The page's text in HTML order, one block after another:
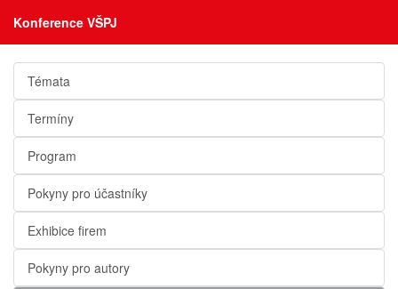
Konference VŠPJ
Témata
Termíny
Program
Pokyny pro účastníky
Exhibice firem
Pokyny pro autory